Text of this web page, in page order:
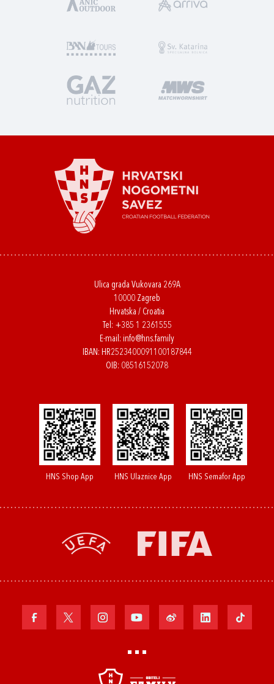
Ulica grada Vukovara 269A
10000 Zagreb
Hrvatska / Croatia
Tel: +385 1 2361555
E-mail: info@hns.family
IBAN: HR2523400091100187844
OIB: 08516152078
HNS Shop App HNS Ulaznice App HNS Semafor App